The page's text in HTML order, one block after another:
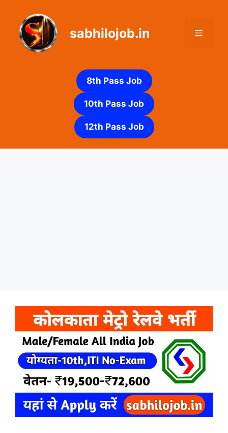
content
sabhilojob.in Menu
8th Pass Job
10th Pass Job
12th Pass Job